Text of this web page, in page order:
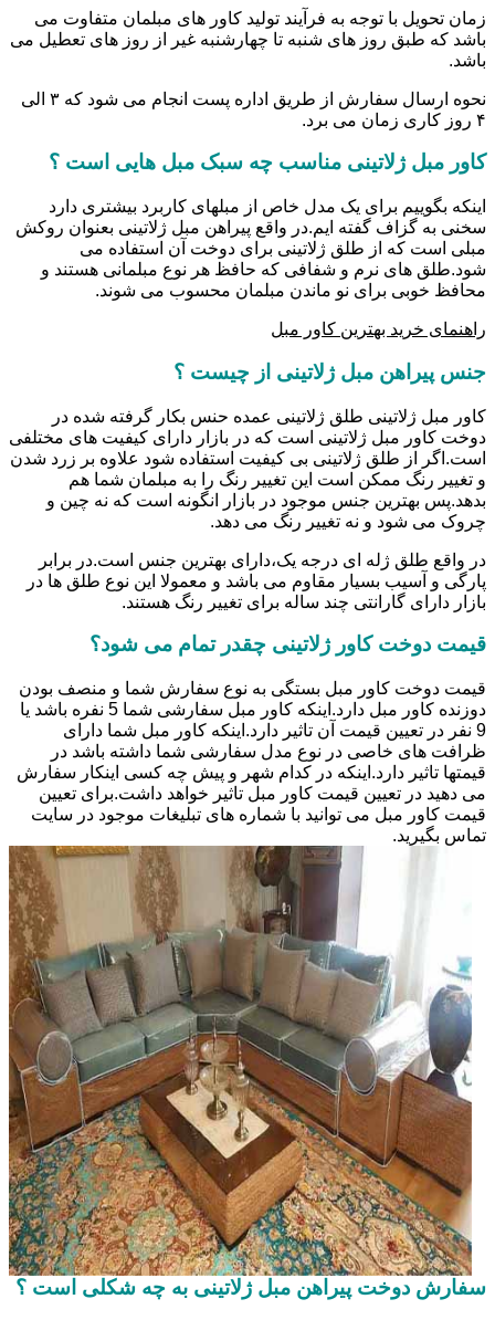
زمان تحویل با توجه به فرآیند تولید کاور های مبلمان متفاوت می
باشد که طبق روز های شنبه تا چهارشنبه غیر از روز های تعطیل می
باشد.
نحوه ارسال سفارش از طریق اداره پست انجام می شود که ۳ الی
۴ روز کاری زمان می برد.
کاور مبل ژلاتینی مناسب چه سبک مبل هایی است ؟
اینکه بگوییم برای یک مدل خاص از مبلهای کاربرد بیشتری دارد
سخنی به گزاف گفته ایم.در واقع پیراهن مبل ژلاتینی بعنوان روکش
مبلی است که از طلق ژلاتینی برای دوخت آن استفاده می
شود.طلق های نرم و شفافی که حافظ هر نوع مبلمانی هستند و
محافظ خوبی برای نو ماندن مبلمان محسوب می شوند.
راهنمای خرید بهترین کاور مبل
جنس پیراهن مبل ژلاتینی از چیست ؟
کاور مبل ژلاتینی طلق ژلاتینی عمده حنس بکار گرفته شده در
دوخت کاور مبل ژلاتینی است که در بازار دارای کیفیت های مختلفی
است.اگر از طلق ژلاتینی بی کیفیت استفاده شود علاوه بر زرد شدن
و تغییر رنگ ممکن است این تغییر رنگ را به مبلمان شما هم
بدهد.پس بهترین جنس موجود در بازار انگونه است که نه چین و
چروک می شود و نه تغییر رنگ می دهد.
در واقع طلق ژله ای درجه یک،دارای بهترین جنس است.در برابر
پارگی و آسیب بسیار مقاوم می باشد و معمولا این نوع طلق ها در
بازار دارای گارانتی چند ساله برای تغییر رنگ هستند.
قیمت دوخت کاور ژلاتینی چقدر تمام می شود؟
قیمت دوخت کاور مبل بستگی به نوع سفارش شما و منصف بودن
دوزنده کاور مبل دارد.اینکه کاور مبل سفارشی شما 5 نفره باشد یا
9 نفر در تعیین قیمت آن تاثیر دارد.اینکه کاور مبل شما دارای
ظرافت های خاصی در نوع مدل سفارشی شما داشته باشد در
قیمتها تاثیر دارد.اینکه در کدام شهر و پیش چه کسی اینکار سفارش
می دهید در تعیین قیمت کاور مبل تاثیر خواهد داشت.برای تعیین
قیمت کاور مبل می توانید با شماره های تبلیغات موجود در سایت
تماس بگیرید.
سفارش دوخت پیراهن مبل ژلاتینی به چه شکلی است ؟